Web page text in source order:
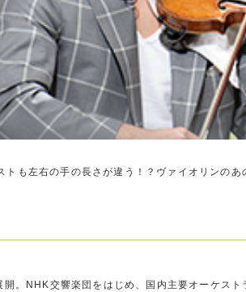
も左右の手の長さが違う！？ヴァイオリンの
。NHK交響楽団をはじめ、国内主要オーケス